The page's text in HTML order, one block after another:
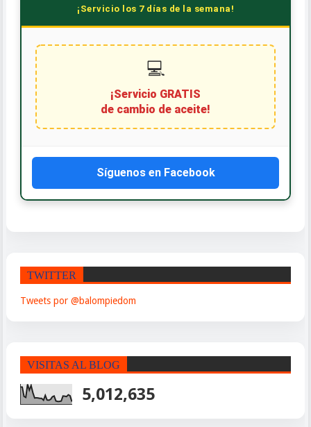
¡Servicio los 7 días de la semana!
💻
de cambio de aceite!
Síguenos en Facebook
TWITTER
Tweets por @balompiedom
VISITAS AL BLOG
5,012,635